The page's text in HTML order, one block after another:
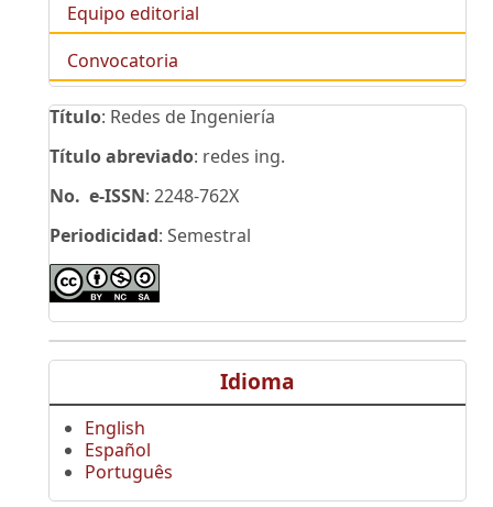
Equipo editorial
Convocatoria
Título: Redes de Ingeniería
Título abreviado: redes ing.
No. e-ISSN: 2248-762X
Periodicidad: Semestral
Idioma
English
Español
Português